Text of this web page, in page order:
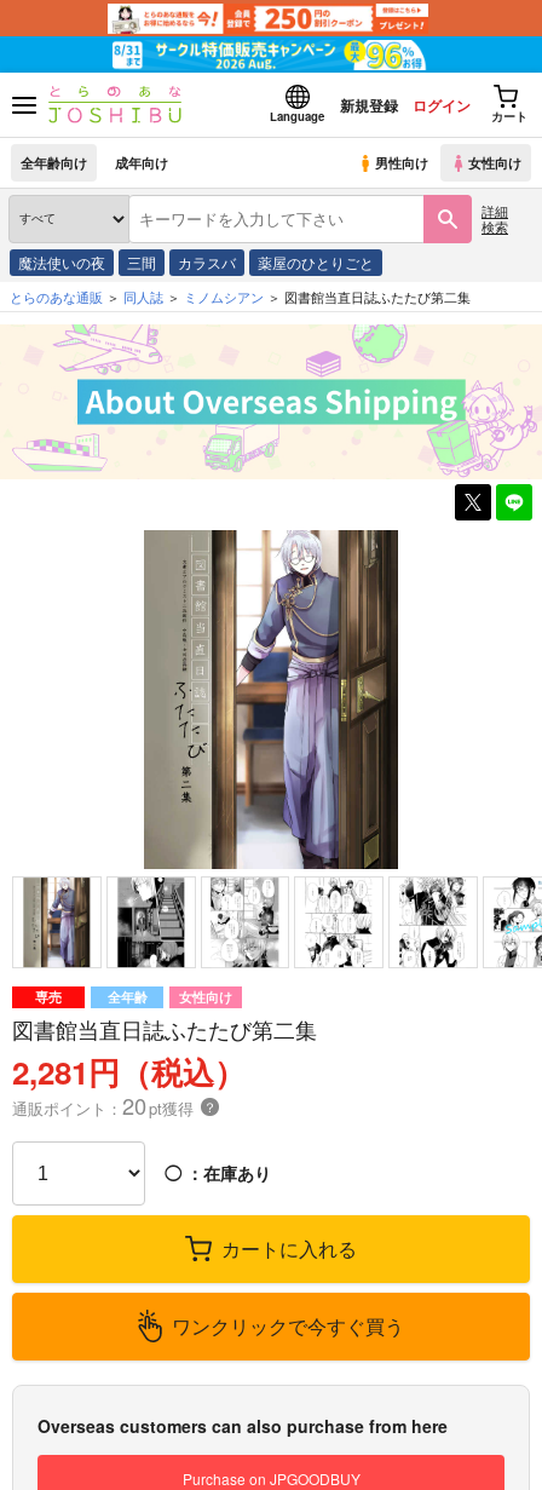
Language
新規登録 ログイン
カート
全年齢向け 成年向け 男性向け 女性向け
詳細
検索
魔法使いの夜 三間 カラスバ 薬屋のひとりごと
とらのあな通販 同人誌 ミノムシアン 図書館当直日誌ふたたび第二集
専売 全年齢 女性向け
図書館当直日誌ふたたび第二集
2,281円（税込）
通販ポイント： 20pt獲得 ？
◯ ：在庫あり
カートに入れる
ワンクリックで今すぐ買う
Overseas customers can also purchase from here
Purchase on JPGOODBUY